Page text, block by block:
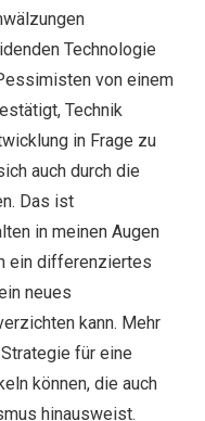
Technologie
von einem
Technik
in Frage zu
auch durch die
Das ist
in meinen Augen
ein differenziertes
neues
kann. Mehr
für eine
können, die auch
hinausweist.